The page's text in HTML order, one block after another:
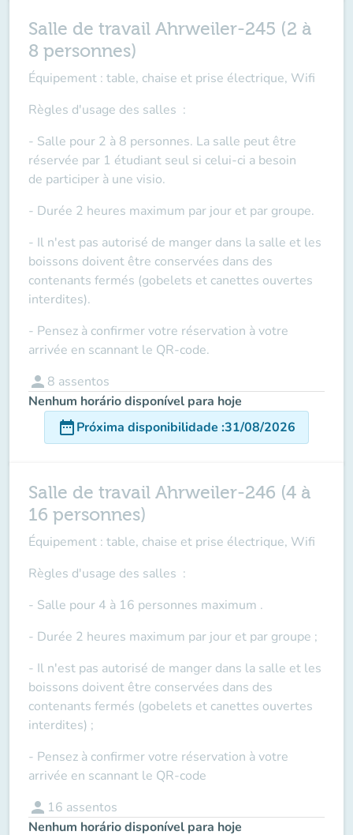
Salle de travail Ahrweiler-245 (2 à
8 personnes)
Équipement : table, chaise et prise électrique, Wifi
Règles d'usage des salles :
- Salle pour 2 à 8 personnes. La salle peut être
réservée par 1 étudiant seul si celui-ci a besoin
de participer à une visio.
- Durée 2 heures maximum par jour et par groupe.
- Il n'est pas autorisé de manger dans la salle et les
boissons doivent être conservées dans des
contenants fermés (gobelets et canettes ouvertes
interdites).
- Pensez à confirmer votre réservation à votre
arrivée en scannant le QR-code.
person 8 assentos
Nenhum horário disponível para hoje
date_rangePróxima disponibilidade :31/08/2026
Salle de travail Ahrweiler-246 (4 à
16 personnes)
Équipement : table, chaise et prise électrique, Wifi
Règles d'usage des salles :
- Salle pour 4 à 16 personnes maximum .
- Durée 2 heures maximum par jour et par groupe ;
- Il n'est pas autorisé de manger dans la salle et les
boissons doivent être conservées dans des
contenants fermés (gobelets et canettes ouvertes
interdites) ;
- Pensez à confirmer votre réservation à votre
arrivée en scannant le QR-code
person 16 assentos
Nenhum horário disponível para hoje